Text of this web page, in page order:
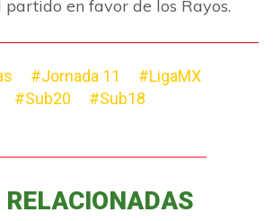
partido en favor de los Rayos.
#Jornada 11
#LigaMX
#Sub20 #Sub18